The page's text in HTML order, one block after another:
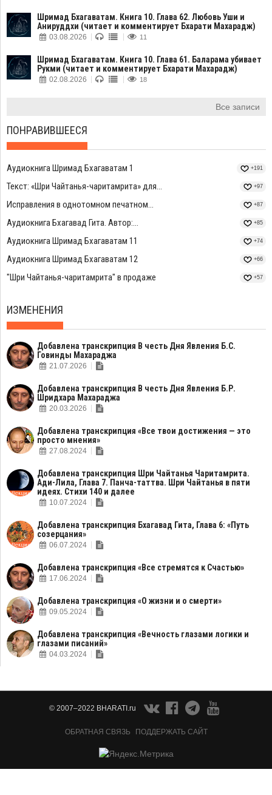
Шримад Бхагаватам. Книга 10. Глава 62. Любовь Уши и
Анируддхи (читает и комментирует Бхарати Махарадж)
03.08.2026 11
Шримад Бхагаватам. Книга 10. Глава 61. Баларама убивает
Рукми (читает и комментирует Бхарати Махарадж)
02.08.2026 18
Все записи
ПОНРАВИВШЕЕСЯ
Аудиокнига Шримад Бхагаватам 1 +191
Текст: «Шри Чайтанья-чаритамрита» для... +97
Исправления в однотомном печатном... +87
Аудиокнига Бхагавад Гита. Автор:... +85
Аудиокнига Шримад Бхагаватам 11 +74
Аудиокнига Шримад Бхагаватам 12 +66
"Шри Чайтанья-чаритамрита" в продаже +57
ИЗМЕНЕНИЯ
Добавлена транскрипция В честь Дня Явления Б.С.
Говинды Махараджа
21.07.2026
Добавлена транскрипция В честь Дня Явления Б.Р.
Шридхара Махараджа
20.03.2026
Добавлена транскрипция «Все твои достижения — это
просто мнения»
27.08.2024
Добавлена транскрипция Шри Чайтанья Чаритамрита.
Ади-Лила, Глава 7. Панча-таттва. Шри Чайтанья в пяти
идеях. Стихи 140 и далее
10.07.2024
Добавлена транскрипция Бхагавад Гита, Глава 6: «Путь
созерцания»
06.07.2024
Добавлена транскрипция «Все стремятся к Счастью»
17.06.2024
Добавлена транскрипция «О жизни и о смерти»
09.05.2024
Добавлена транскрипция «Вечность глазами логики и
глазами писаний»
04.03.2024
© 2007–2022 BHARATI.ru
ОБРАТНАЯ СВЯЗЬ ПОДДЕРЖАТЬ САЙТ